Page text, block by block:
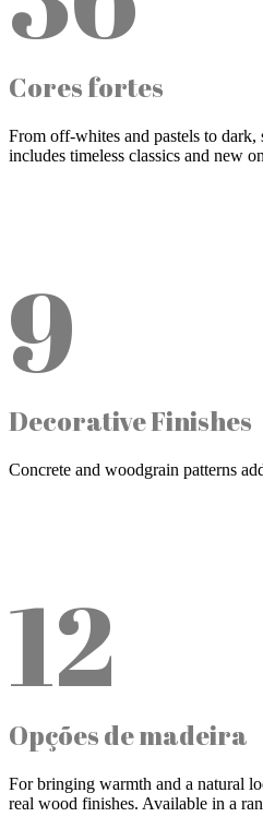
Cores fortes
From off-whites and pastels to dark,
includes timeless classics and new
9
Decorative Finishes
Concrete and woodgrain patterns
12
Opções de madeira
For bringing warmth and a natural
real wood finishes. Available in a